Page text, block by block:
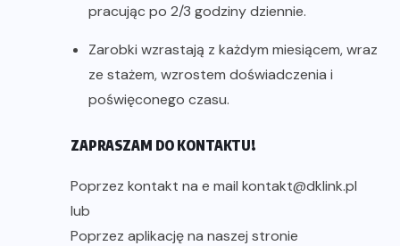
pracując po 2/3 godziny dziennie.
Zarobki wzrastają z każdym miesiącem, wraz
ze stażem, wzrostem doświadczenia i
poświęconego czasu.
ZAPRASZAM DO KONTAKTU!
Poprzez kontakt na e mail kontakt@dklink.pl
lub
Poprzez aplikację na naszej stronie